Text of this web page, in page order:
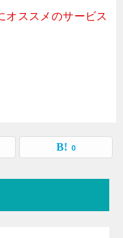
オススメのサービス
0